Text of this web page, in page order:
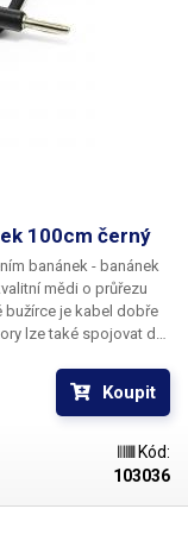
100cm černý
banánek - banánek
mědi o průřezu
bužírce je kabel dobře
lze také spojovat do
laboratoří, k
Koupit
Kód:
103036